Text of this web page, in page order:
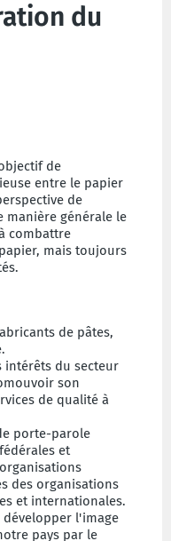
du
de
entre le papier
de
manière générale le
combattre
mais toujours
de pâtes,
intérêts du secteur
son
de qualité à
porte-parole
et
des organisations
et internationales.
développer l'image
pays par le